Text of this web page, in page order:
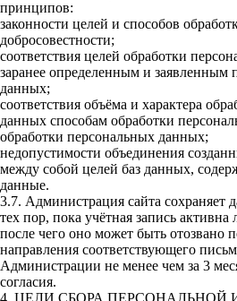
принципов:
законности целей и способов
добросовестности;
соответствия целей обработки
заранее определенным и заявленным
данных;
соответствия объёма и характера
данных способам обработки
обработки персональных данных;
недопустимости объединения
между собой целей баз данных,
данные.
3.7. Администрация сайта сохраняет
тех пор, пока учётная запись
после чего оно может быть отозвано
направления соответствующего
Администрации не менее чем за 3
согласия.
4. ЦЕЛИ СБОРА